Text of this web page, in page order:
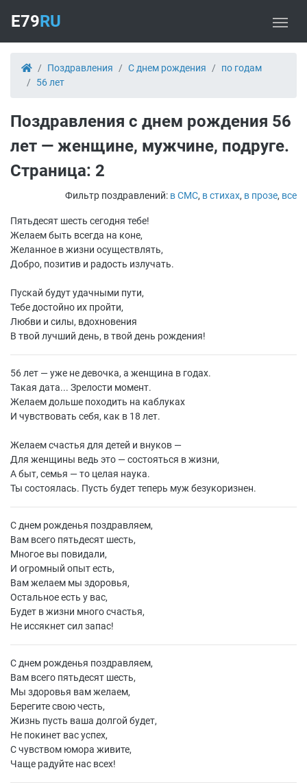
E79RU
Поздравления С днем рождения
по годам
56 лет
Поздравления с днем рождения 56
лет — женщине, мужчине, подруге.
Страница: 2
Фильтр поздравлений: в СМС, в стихах, в прозе, все
Пятьдесят шесть сегодня тебе!
Желаем быть всегда на коне,
Желанное в жизни осуществлять,
Добро, позитив и радость излучать.
Пускай будут удачными пути,
Тебе достойно их пройти,
Любви и силы, вдохновения
В твой лучший день, в твой день рождения!
56 лет — уже не девочка, а женщина в годах.
Такая дата... Зрелости момент.
Желаем дольше походить на каблуках
И чувствовать себя, как в 18 лет.
Желаем счастья для детей и внуков —
Для женщины ведь это — состояться в жизни,
А быт, семья — то целая наука.
Ты состоялась. Пусть будет теперь муж безукоризнен.
С днем рожденья поздравляем,
Вам всего пятьдесят шесть,
Многое вы повидали,
И огромный опыт есть,
Вам желаем мы здоровья,
Остальное есть у вас,
Будет в жизни много счастья,
Не иссякнет сил запас!
С днем рожденья поздравляем,
Вам всего пятьдесят шесть,
Мы здоровья вам желаем,
Берегите свою честь,
Жизнь пусть ваша долгой будет,
Не покинет вас успех,
С чувством юмора живите,
Чаще радуйте нас всех!